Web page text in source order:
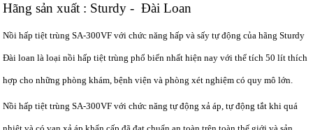
Hãng sản xuất : Sturdy - Đài Loan
Nồi hấp tiệt trùng SA-300VF với chức năng hấp và sấy tự động của hãng Sturdy
Đài loan là loại nồi hấp tiệt trùng phổ biến nhất hiện nay với thể tích 50 lít thích
hợp cho những phòng khám, bệnh viện và phòng xét nghiệm có quy mô lớn.
Nồi hấp tiệt trùng SA-300VF với chức năng tự động xả áp, tự động tắt khi quá